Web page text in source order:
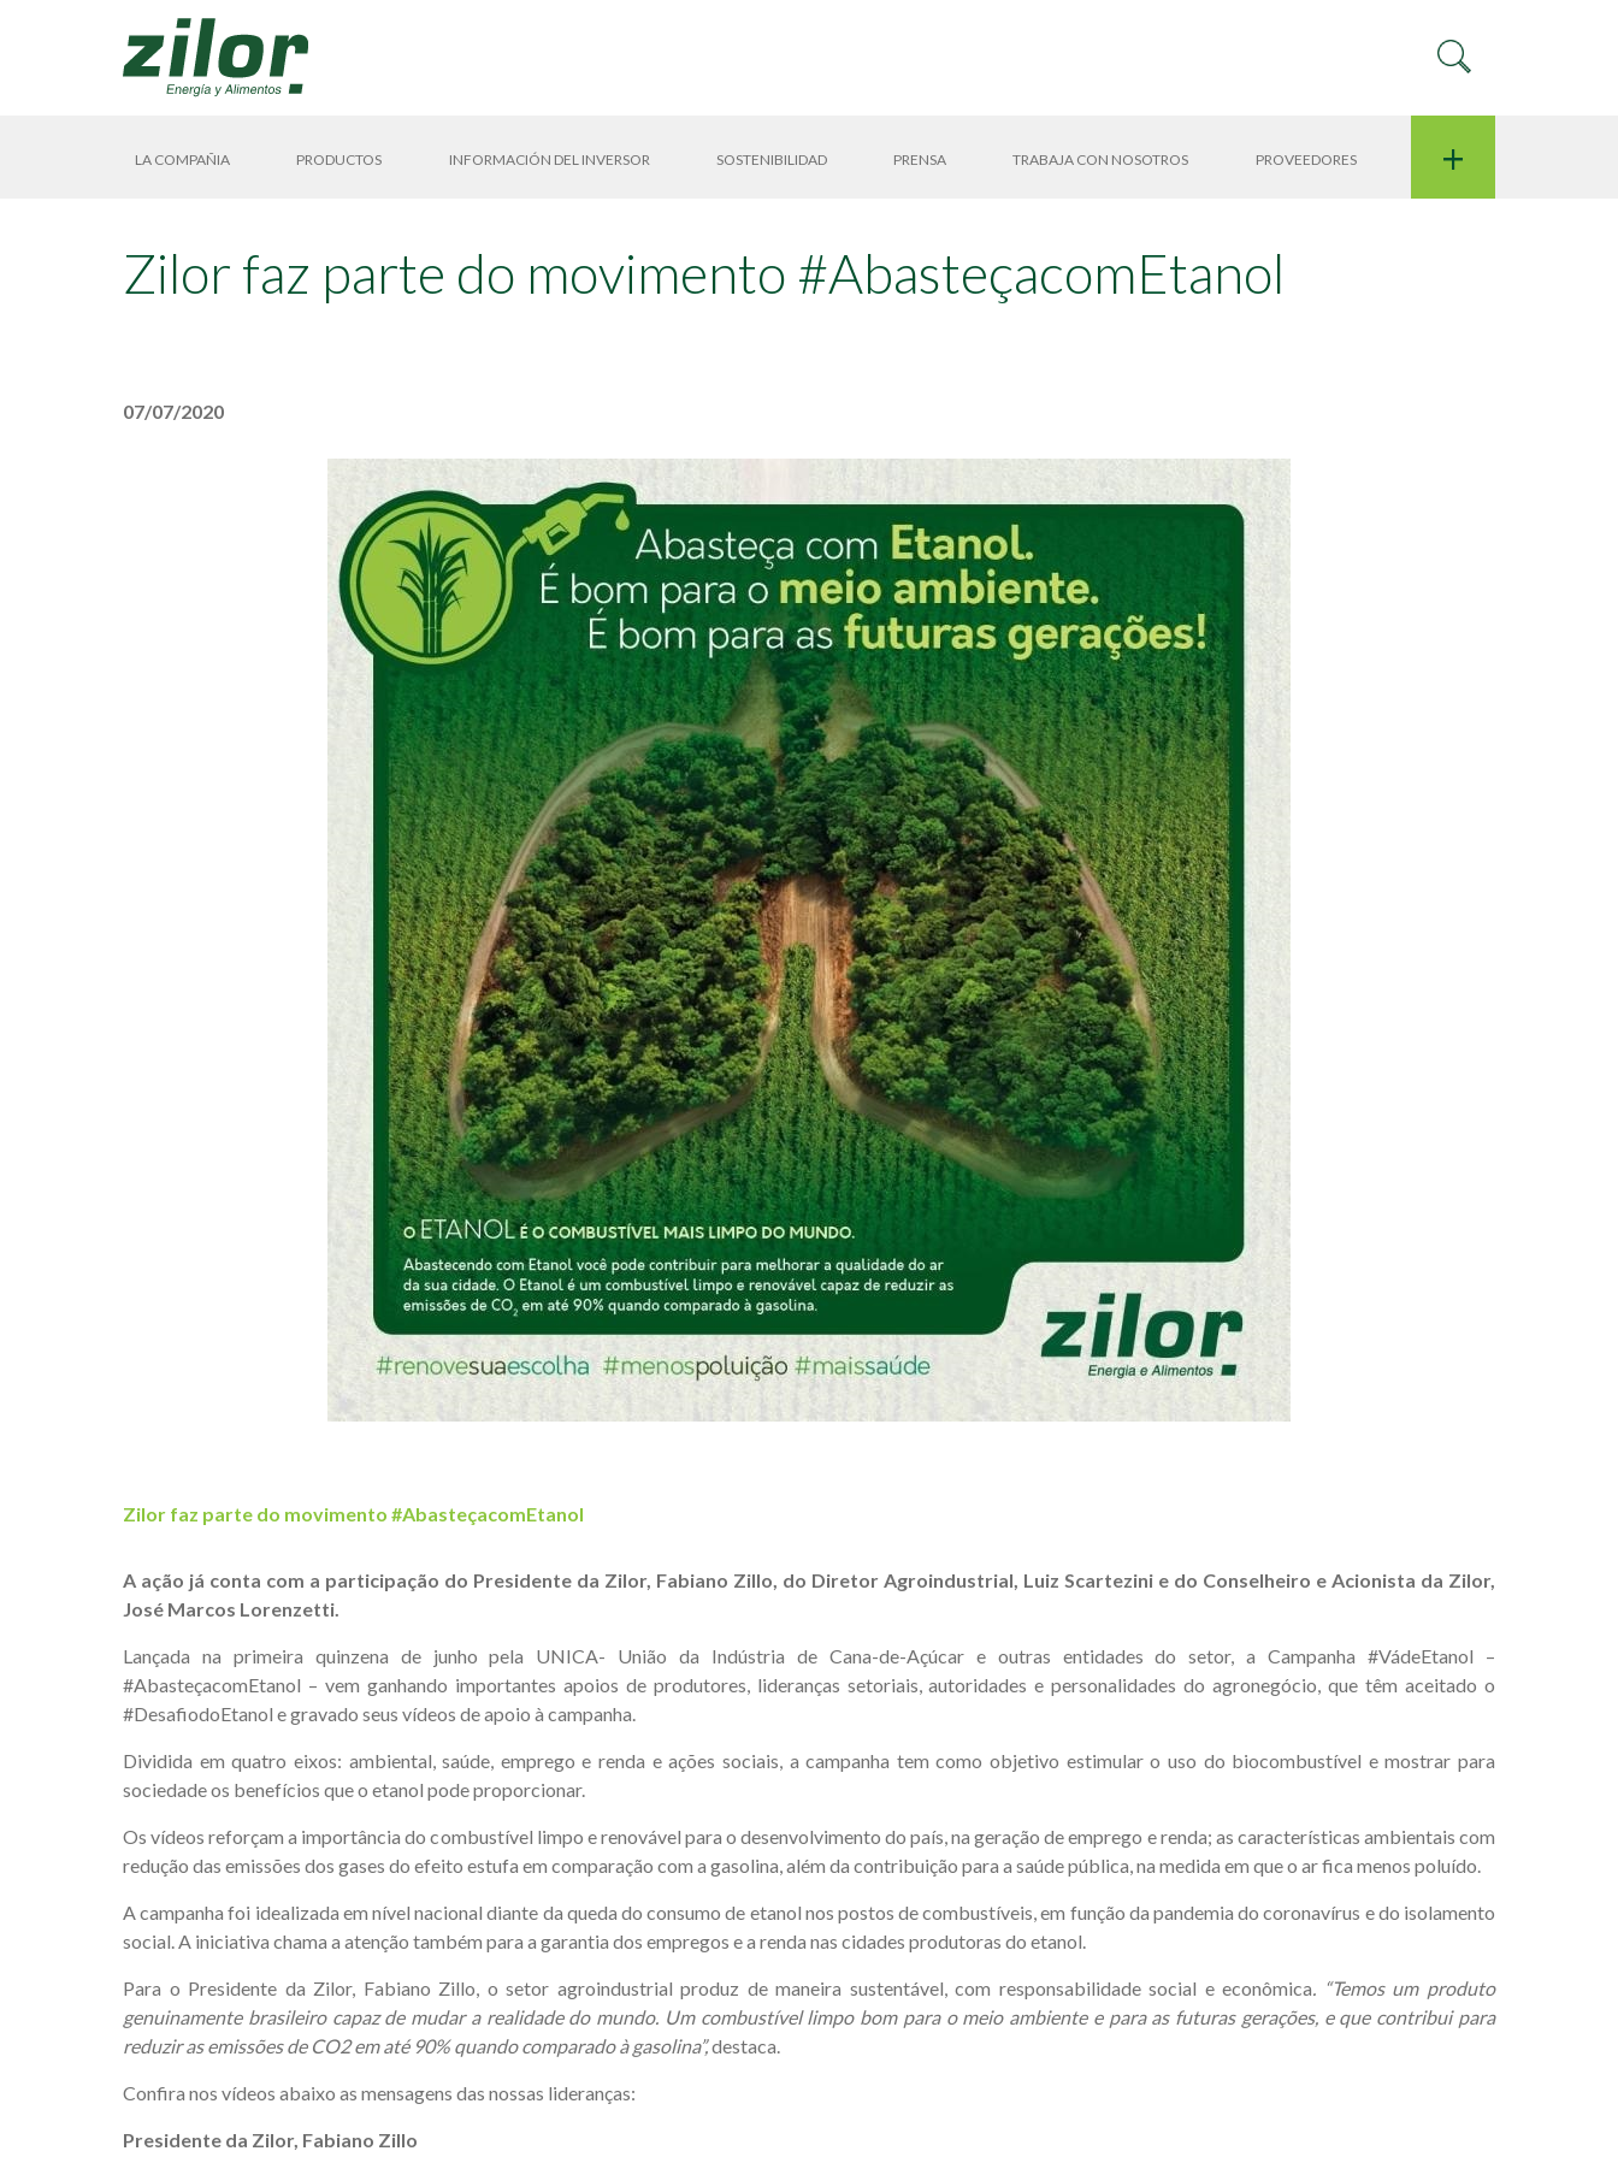
LA COMPAÑIA PRODUCTOS INFORMACIÓN DEL INVERSOR SOSTENIBILIDAD PRENSA TRABAJA CON NOSOTROS PROVEEDORES +
Zilor faz parte do movimento #AbasteçacomEtanol
07/07/2020
Zilor faz parte do movimento #AbasteçacomEtanol
A ação já conta com a participação do Presidente da Zilor, Fabiano Zillo, do Diretor Agroindustrial, Luiz Scartezini e do Conselheiro e Acionista da Zilor,
José Marcos Lorenzetti.
Lançada na primeira quinzena de junho pela UNICA- União da Indústria de Cana-de-Açúcar e outras entidades do setor, a Campanha #VádeEtanol –
#AbasteçacomEtanol – vem ganhando importantes apoios de produtores, lideranças setoriais, autoridades e personalidades do agronegócio, que têm aceitado o
#DesafiodoEtanol e gravado seus vídeos de apoio à campanha.
Dividida em quatro eixos: ambiental, saúde, emprego e renda e ações sociais, a campanha tem como objetivo estimular o uso do biocombustível e mostrar para
sociedade os benefícios que o etanol pode proporcionar.
Os vídeos reforçam a importância do combustível limpo e renovável para o desenvolvimento do país, na geração de emprego e renda; as características ambientais com
redução das emissões dos gases do efeito estufa em comparação com a gasolina, além da contribuição para a saúde pública, na medida em que o ar fica menos poluído.
A campanha foi idealizada em nível nacional diante da queda do consumo de etanol nos postos de combustíveis, em função da pandemia do coronavírus e do isolamento
social. A iniciativa chama a atenção também para a garantia dos empregos e a renda nas cidades produtoras do etanol.
Para o Presidente da Zilor, Fabiano Zillo, o setor agroindustrial produz de maneira sustentável, com responsabilidade social e econômica. “Temos um produto
genuinamente brasileiro capaz de mudar a realidade do mundo. Um combustível limpo bom para o meio ambiente e para as futuras gerações, e que contribui para
reduzir as emissões de CO2 em até 90% quando comparado à gasolina”,destaca.
Confira nos vídeos abaixo as mensagens das nossas lideranças:
Presidente da Zilor, Fabiano Zillo